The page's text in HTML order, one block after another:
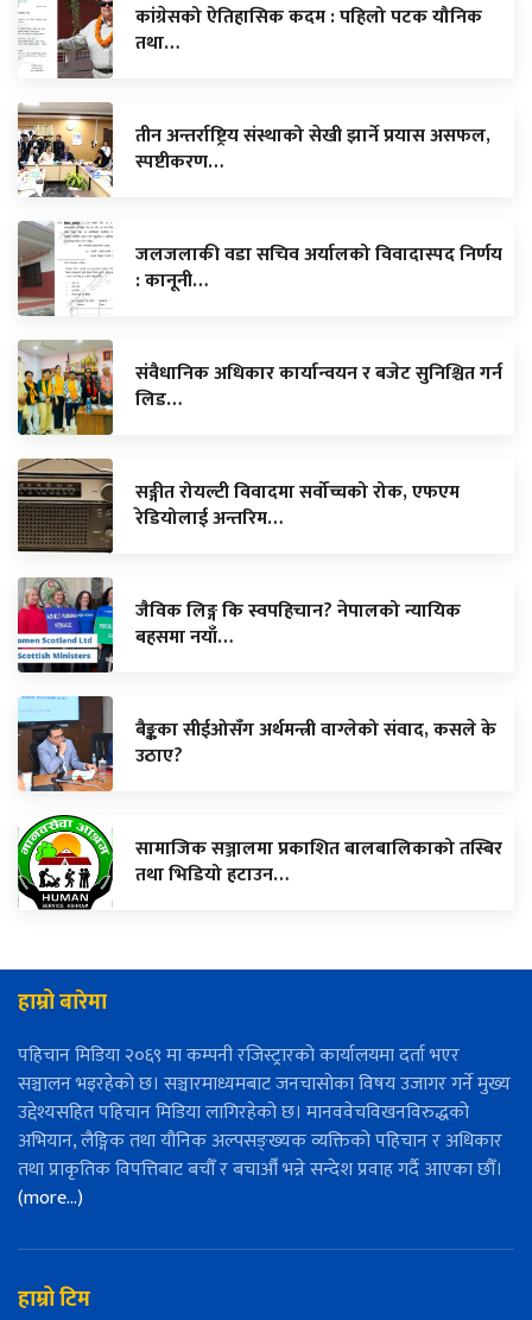
कांग्रेसको ऐतिहासिक कदम : पहिलो पटक यौनिक
तथा…
तीन अन्तर्राष्ट्रिय संस्थाको सेखी झार्ने प्रयास असफल,
स्पष्टीकरण…
जलजलाकी वडा सचिव अर्यालको विवादास्पद निर्णय
: कानूनी…
संवैधानिक अधिकार कार्यान्वयन र बजेट सुनिश्चित गर्न
लिड…
सङ्गीत रोयल्टी विवादमा सर्वोच्चको रोक, एफएम
रेडियोलाई अन्तरिम…
जैविक लिङ्ग कि स्वपहिचान? नेपालको न्यायिक
बहसमा नयाँ…
बैङ्कका सीईओसँग अर्थमन्त्री वाग्लेको संवाद, कसले के
उठाए?
सामाजिक सञ्जालमा प्रकाशित बालबालिकाको तस्बिर
तथा भिडियो हटाउन…
हाम्रो बारेमा
पहिचान मिडिया २०६९ मा कम्पनी रजिस्ट्रारको कार्यालयमा दर्ता भएर
सञ्चालन भइरहेको छ। सञ्चारमाध्यमबाट जनचासोका विषय उजागर गर्ने मुख्य
उद्देश्यसहित पहिचान मिडिया लागिरहेको छ। मानववेचविखनविरुद्धको
अभियान, लैङ्गिक तथा यौनिक अल्पसङ्ख्यक व्यक्तिको पहिचान र अधिकार
तथा प्राकृतिक विपत्तिबाट बचौँ र बचाऔँ भन्ने सन्देश प्रवाह गर्दै आएका छौँ।
(more…)
हाम्रो टिम